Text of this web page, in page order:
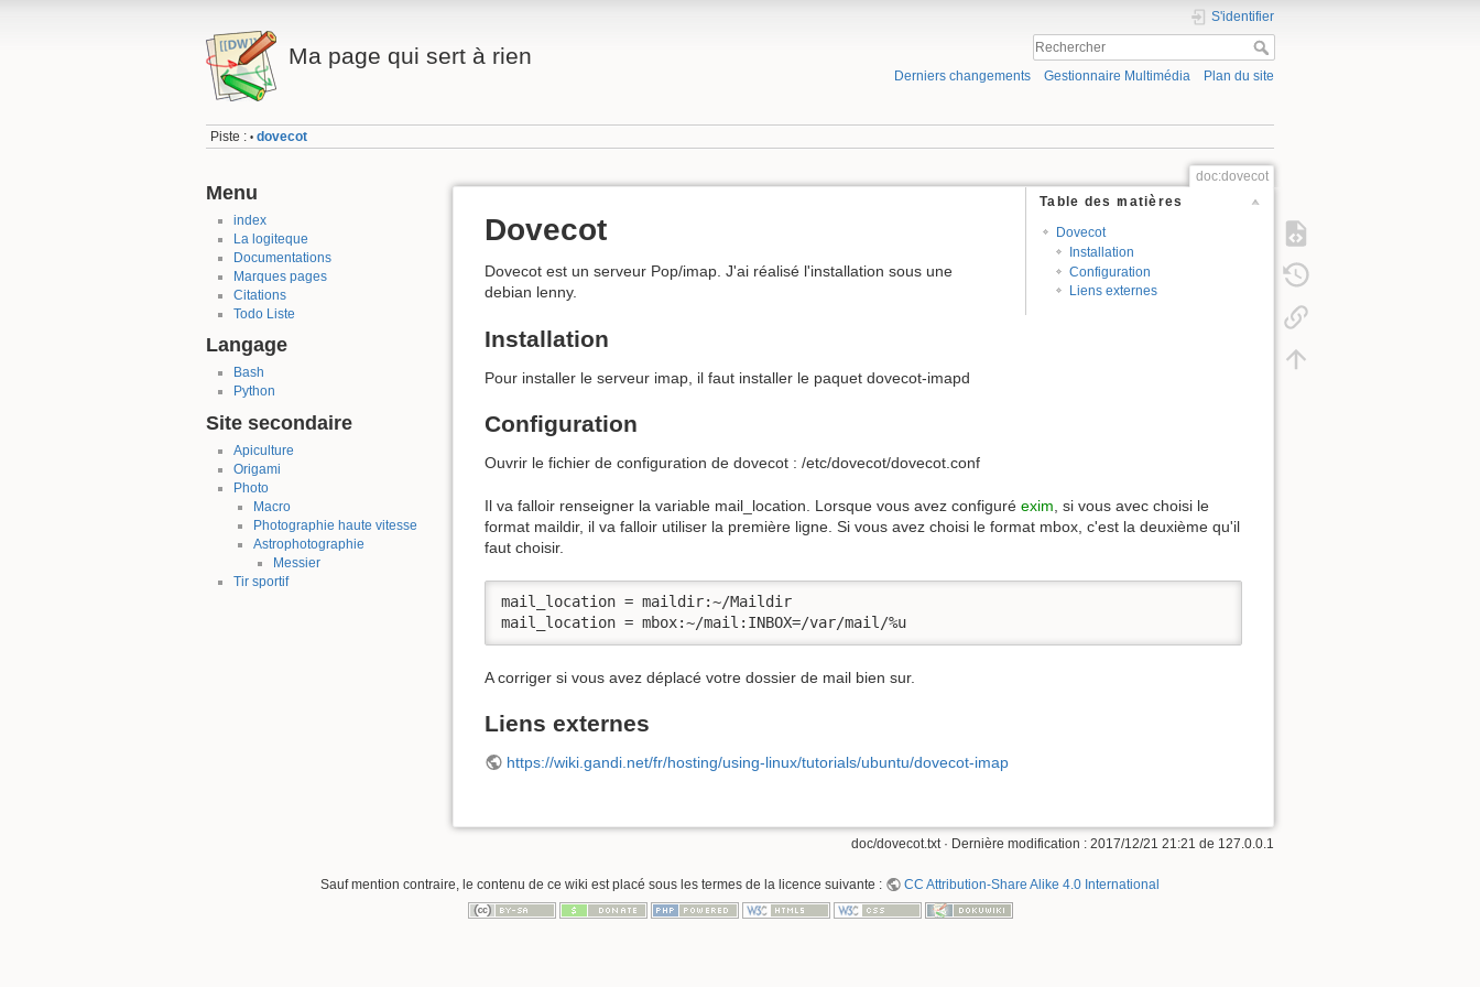
Ma page qui sert à rien
S'identifier
Derniers changements Gestionnaire Multimédia Plan du site
Piste : • dovecot
Menu
index
La logiteque
Documentations
Marques pages
Citations
Todo Liste
Langage
Bash
Python
Site secondaire
Apiculture
Origami
Photo
Macro
Photographie haute vitesse
Astrophotographie
Messier
Tir sportif
doc:dovecot
Table des matières
Dovecot
Installation
Configuration
Liens externes
Dovecot
Dovecot est un serveur Pop/imap. J'ai réalisé l'installation sous une
debian lenny.
Installation
Pour installer le serveur imap, il faut installer le paquet dovecot-imapd
Configuration
Ouvrir le fichier de configuration de dovecot : /etc/dovecot/dovecot.conf
Il va falloir renseigner la variable mail_location. Lorsque vous avez configuré exim , si vous avec choisi le
format maildir, il va falloir utiliser la première ligne. Si vous avez choisi le format mbox, c'est la deuxième qu'il
faut choisir.
mail_location = maildir:~/Maildir
mail_location = mbox:~/mail:INBOX=/var/mail/%u
A corriger si vous avez déplacé votre dossier de mail bien sur.
Liens externes
https://wiki.gandi.net/fr/hosting/using-linux/tutorials/ubuntu/dovecot-imap
doc/dovecot.txt· Dernière modification : 2017/12/21 21:21 de 127.0.0.1
Sauf mention contraire, le contenu de ce wiki est placé sous les termes de la licence suivante : CC Attribution-Share Alike 4.0 International